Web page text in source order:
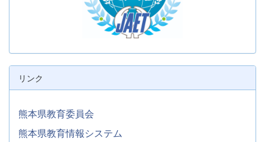
リンク
熊本県教育委員会
熊本県教育情報システム